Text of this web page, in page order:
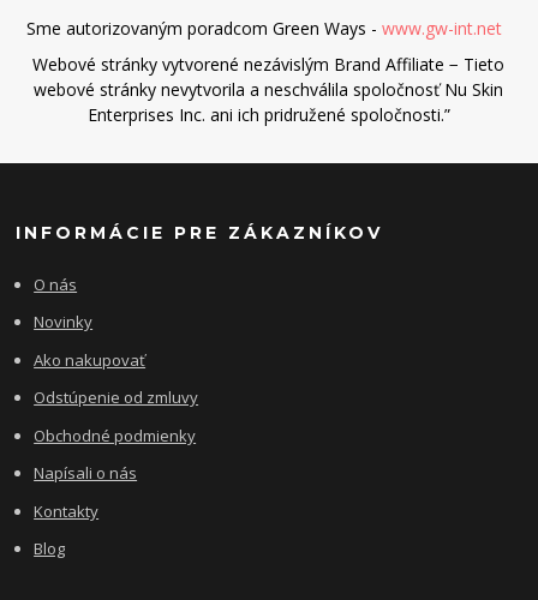
Sme autorizovaným poradcom Green Ways - www.gw-int.net
Webové stránky vytvorené nezávislým Brand Affiliate − Tieto
webové stránky nevytvorila a neschválila spoločnosť Nu Skin
Enterprises Inc. ani ich pridružené spoločnosti.”
INFORMÁCIE PRE ZÁKAZNÍKOV
O nás
Novinky
Ako nakupovať
Odstúpenie od zmluvy
Obchodné podmienky
Napísali o nás
Kontakty
Blog